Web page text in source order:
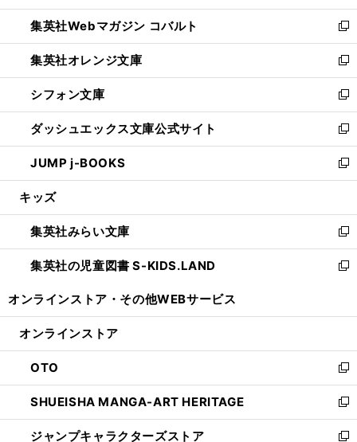
開
く
ウ
で
開
く
ン
ド
ウ
で
開
く
ウ
ィ
ン
ド
ウ
で
開
く
集英社Webマガジン コバルト
新
し
い
ウ
ィ
ン
ド
ウ
で
開
集英社オレンジ文庫
新
し
い
ウ
ィ
ン
ド
ウ
開
く
シフォン文庫
新
し
い
ウ
ィ
ン
ウ
で
開
く
ダッシュエックス文庫公式サイト
新
し
い
ウ
ン
ド
ウ
で
JUMP j-BOOKS
新
し
ウ
ィ
ン
ド
開
キッズ
集英社みらい文庫
新
し
い
ン
ウ
で
開
く
集英社の児童図書 S-KIDS.LAND
新
ウ
ン
ド
ウ
で
開
く
オンラインストア・ その他WEBサービス
オンラインストア
OTO
新
し
い
ウ
ィ
SHUEISHA MANGA-ART HERITAGE
新
し
い
ジャンプキャラクターズストア